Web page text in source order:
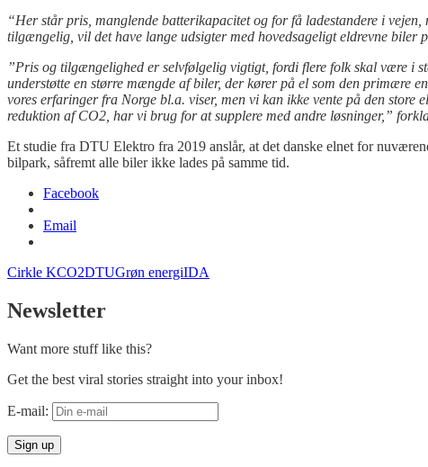
“Her står pris, manglende batterikapacitet og for få ladestandere i
tilgængelig, vil det have lange udsigter med hovedsageligt eldrevne biler
”Pris og tilgængelighed er selvfølgelig vigtigt, fordi flere folk skal være i
understøtte en større mængde af biler, der kører på el som den primære
vores erfaringer fra Norge bl.a. viser, men vi kan ikke vente på den
reduktion af CO2, har vi brug for at supplere med andre løsninger,”
Et studie fra DTU Elektro fra 2019 anslår, at det danske elnet for
bilpark, såfremt alle biler ikke lades på samme tid.
Facebook
Email
Cirkle KCO2DTUGrøn energiIDA
Newsletter
Want more stuff like this?
Get the best viral stories straight into your inbox!
E-mail: